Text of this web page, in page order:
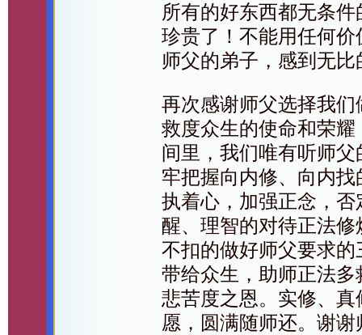
所有的好东西都无条
珍贵了！不能用任何
师父的弟子，感到无
再次感谢师父选择我
救度众生的使命和荣
间里，我们唯有听师
牢把握向内修、向内
执着心，加强正念，
醒、理智的对待正法
不扣的做好师父要求
带给众生，助师正法
悲苦度之恩。实修、
愿，圆满随师还。谢谢